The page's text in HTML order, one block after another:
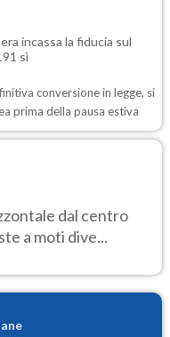
incassa la fiducia sul
sì
conversione in legge, si
prima della pausa estiva
dal centro
a moti dive...